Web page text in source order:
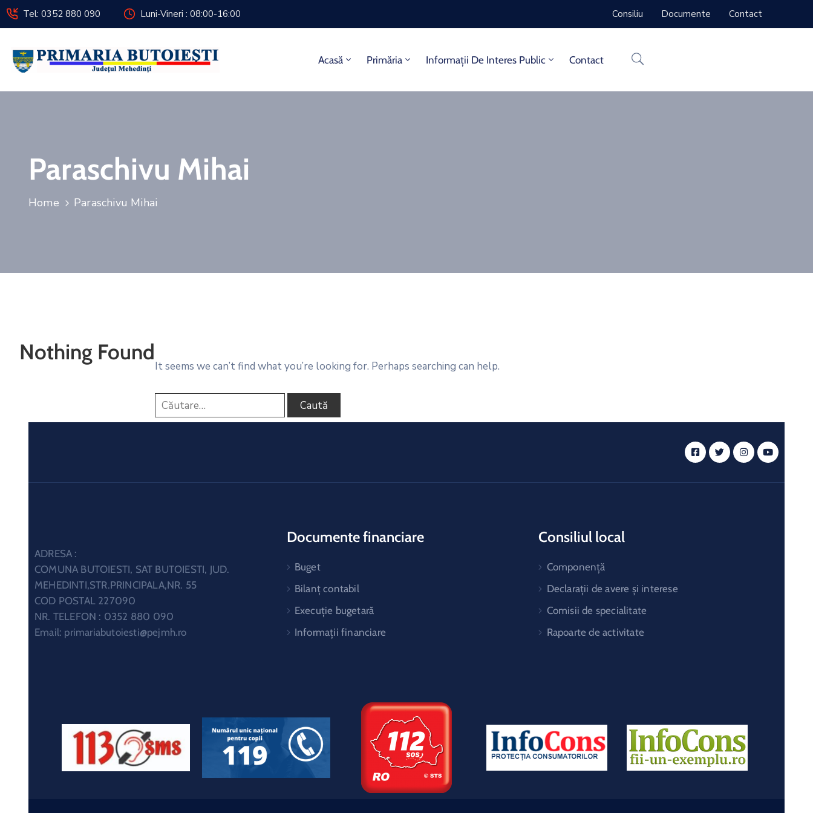
Tel: 0352 880 090 Luni-Vineri : 08:00-16:00 Consiliu Documente Contact
Acasă Primăria Informații De Interes Public Contact
Paraschivu Mihai
Home Paraschivu Mihai
Nothing Found
It seems we can’t find what you’re looking for. Perhaps searching can help.
ADRESA :
COMUNA BUTOIESTI, SAT BUTOIESTI, JUD.
MEHEDINTI,STR.PRINCIPALA,NR. 55
COD POSTAL 227090
NR. TELEFON : 0352 880 090
Email: primariabutoiesti@pejmh.ro
Documente financiare
Buget
Bilanț contabil
Execuție bugetară
Informații financiare
Consiliul local
Componență
Declarații de avere și interese
Comisii de specialitate
Rapoarte de activitate